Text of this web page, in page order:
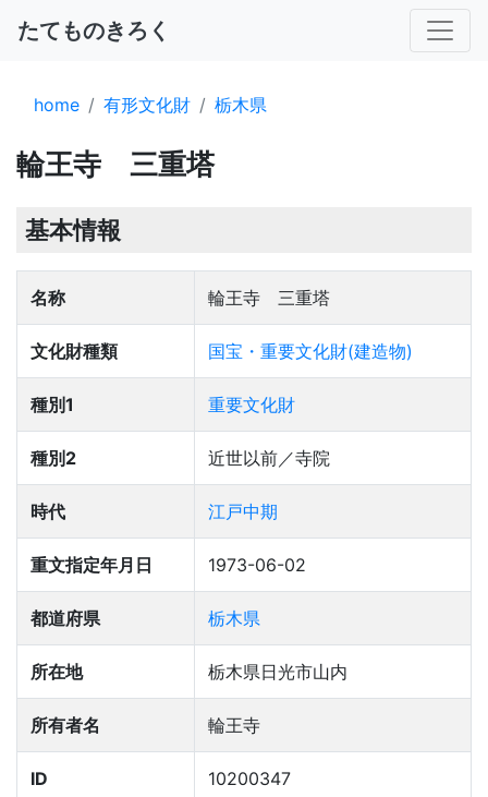
たてものきろく
home 有形文化財 栃木県
輪王寺 三重塔
基本情報
名称 輪王寺 三重塔
文化財種類 国宝・重要文化財(建造物)
種別1 重要文化財
種別2 近世以前／寺院
時代 江戸中期
重文指定年月日 1973-06-02
都道府県 栃木県
所在地 栃木県日光市山内
所有者名 輪王寺
ID 10200347